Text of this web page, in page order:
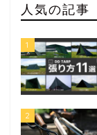
人気の記事
1
2